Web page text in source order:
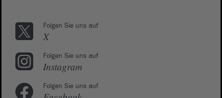
Folgen Sie uns auf
X
Folgen Sie uns auf
Instagram
Folgen Sie uns auf